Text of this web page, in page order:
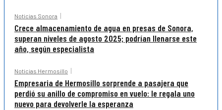
Noticias Sonora
Crece almacenamiento de agua en presas de Sonora,
superan niveles de agosto 2025; podrían llenarse este
año, según especialista
Noticias Hermosillo
Empresaria de Hermosillo sorprende a pasajera que
perdió su anillo de compromiso en vuelo: le regala uno
nuevo para devolverle la esperanza